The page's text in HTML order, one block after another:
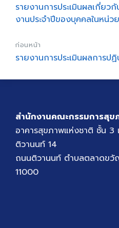
รายงานการประเมินผลเกี่ยว
งานประจำปีของบุคคลในหน่ว
ก่อนหน้า
รายงานการประเมินผลการป
สำนักงานคณะกรรมการสุ
อาคารสุขภาพแห่งชาติ ชั้น
ติวานนท์ 14
ถนนติวานนท์ ตำบลตลาดขวั
11000